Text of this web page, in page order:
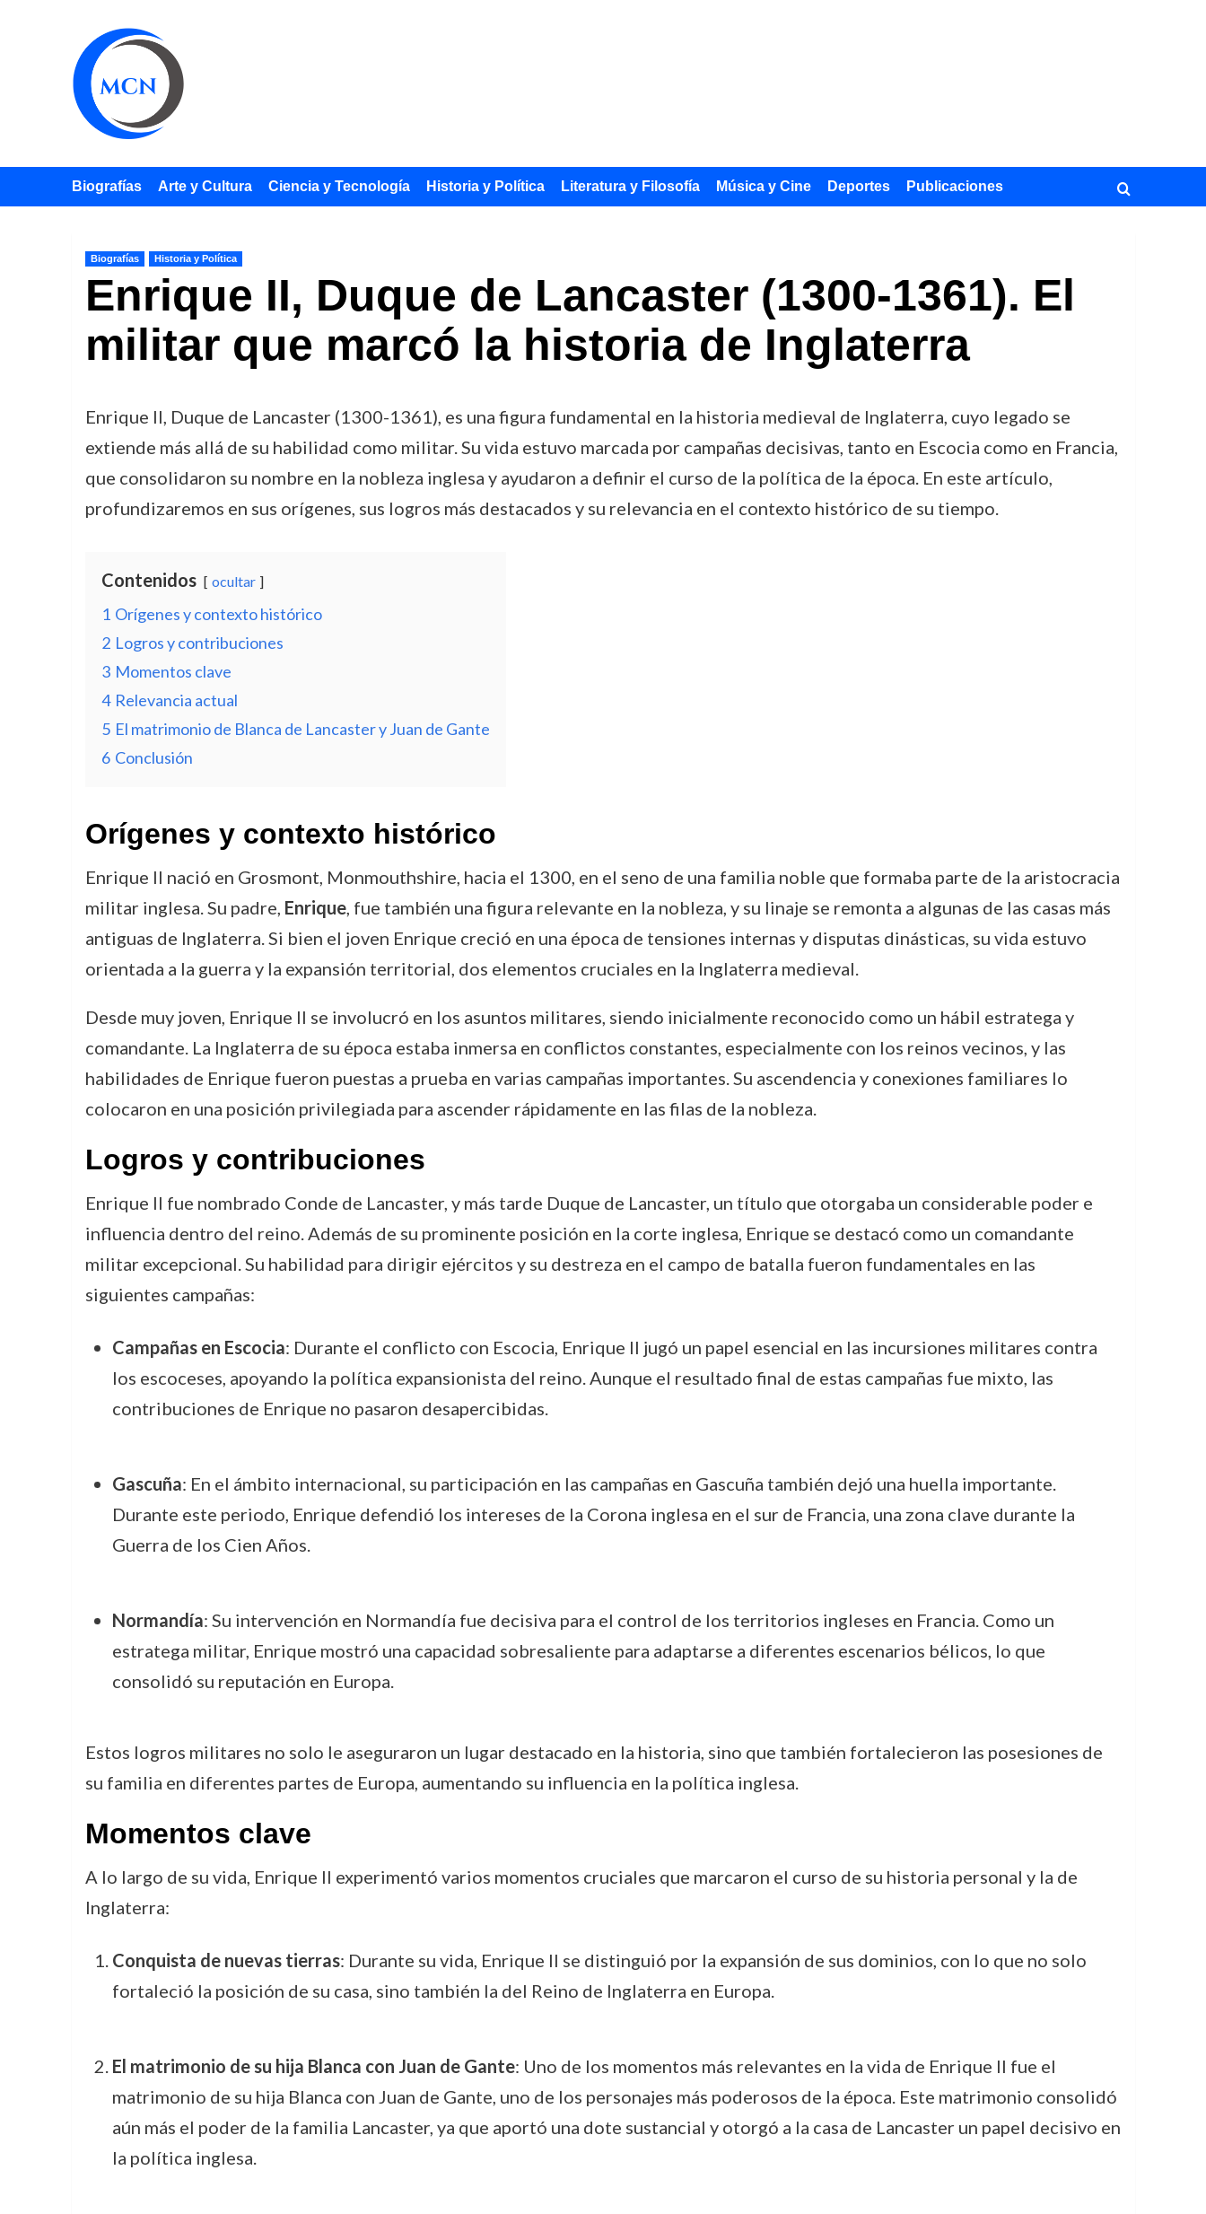
Biografías Arte y Cultura Ciencia y Tecnología Historia y Política Literatura y Filosofía Música y Cine Deportes Publicaciones
Biografías Historia y Política
Enrique II, Duque de Lancaster (1300-1361). El
militar que marcó la historia de Inglaterra
Enrique II, Duque de Lancaster (1300-1361), es una figura fundamental en la historia medieval de Inglaterra, cuyo legado se
extiende más allá de su habilidad como militar. Su vida estuvo marcada por campañas decisivas, tanto en Escocia como en Francia,
que consolidaron su nombre en la nobleza inglesa y ayudaron a definir el curso de la política de la época. En este artículo,
profundizaremos en sus orígenes, sus logros más destacados y su relevancia en el contexto histórico de su tiempo.
Contenidos ocultar
1 Orígenes y contexto histórico
2 Logros y contribuciones
3 Momentos clave
4 Relevancia actual
5 El matrimonio de Blanca de Lancaster y Juan de Gante
6 Conclusión
Orígenes y contexto histórico
Enrique II nació en Grosmont, Monmouthshire, hacia el 1300, en el seno de una familia noble que formaba parte de la aristocracia
militar inglesa. Su padre, Enrique, fue también una figura relevante en la nobleza, y su linaje se remonta a algunas de las casas más
antiguas de Inglaterra. Si bien el joven Enrique creció en una época de tensiones internas y disputas dinásticas, su vida estuvo
orientada a la guerra y la expansión territorial, dos elementos cruciales en la Inglaterra medieval.
Desde muy joven, Enrique II se involucró en los asuntos militares, siendo inicialmente reconocido como un hábil estratega y
comandante. La Inglaterra de su época estaba inmersa en conflictos constantes, especialmente con los reinos vecinos, y las
habilidades de Enrique fueron puestas a prueba en varias campañas importantes. Su ascendencia y conexiones familiares lo
colocaron en una posición privilegiada para ascender rápidamente en las filas de la nobleza.
Logros y contribuciones
Enrique II fue nombrado Conde de Lancaster, y más tarde Duque de Lancaster, un título que otorgaba un considerable poder e
influencia dentro del reino. Además de su prominente posición en la corte inglesa, Enrique se destacó como un comandante
militar excepcional. Su habilidad para dirigir ejércitos y su destreza en el campo de batalla fueron fundamentales en las
siguientes campañas:
Campañas en Escocia: Durante el conflicto con Escocia, Enrique II jugó un papel esencial en las incursiones militares contra
los escoceses, apoyando la política expansionista del reino. Aunque el resultado final de estas campañas fue mixto, las
contribuciones de Enrique no pasaron desapercibidas.
Gascuña: En el ámbito internacional, su participación en las campañas en Gascuña también dejó una huella importante.
Durante este periodo, Enrique defendió los intereses de la Corona inglesa en el sur de Francia, una zona clave durante la
Guerra de los Cien Años.
Normandía: Su intervención en Normandía fue decisiva para el control de los territorios ingleses en Francia. Como un
estratega militar, Enrique mostró una capacidad sobresaliente para adaptarse a diferentes escenarios bélicos, lo que
consolidó su reputación en Europa.
Estos logros militares no solo le aseguraron un lugar destacado en la historia, sino que también fortalecieron las posesiones de
su familia en diferentes partes de Europa, aumentando su influencia en la política inglesa.
Momentos clave
A lo largo de su vida, Enrique II experimentó varios momentos cruciales que marcaron el curso de su historia personal y la de
Inglaterra:
Conquista de nuevas tierras: Durante su vida, Enrique II se distinguió por la expansión de sus dominios, con lo que no solo
fortaleció la posición de su casa, sino también la del Reino de Inglaterra en Europa.
El matrimonio de su hija Blanca con Juan de Gante: Uno de los momentos más relevantes en la vida de Enrique II fue el
matrimonio de su hija Blanca con Juan de Gante, uno de los personajes más poderosos de la época. Este matrimonio consolidó
aún más el poder de la familia Lancaster, ya que aportó una dote sustancial y otorgó a la casa de Lancaster un papel decisivo en
la política inglesa.